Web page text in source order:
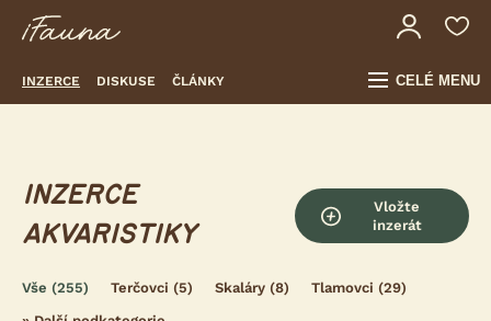
INZERCE DISKUSE ČLÁNKY CELÉ MENU
INZERCE
AKVARISTIKY
Vložte
inzerát
Vše (255) Terčovci (5) Skaláry (8) Tlamovci (29)